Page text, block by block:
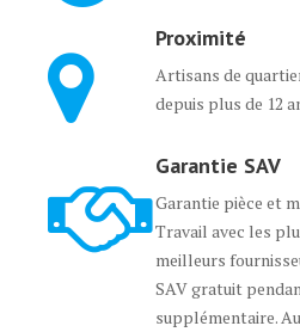
Proximité
Artisans de
depuis plus de 12
Garantie SAV
Garantie pièce et
Travail avec les
meilleurs
SAV gratuit
supplémentaire.